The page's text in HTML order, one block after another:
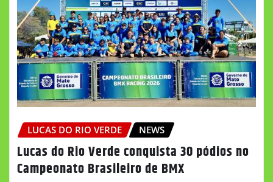
LUCAS DO RIO VERDE NEWS
Lucas do Rio Verde conquista 30 pódios no
Campeonato Brasileiro de BMX